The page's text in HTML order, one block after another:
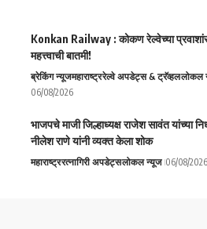
Konkan Railway : कोकण रेल्वेच्या
महत्त्वाची बातमी!
ब्रेकिंग न्यूजमहाराष्ट्ररेल्वे अपडेट्स & ट्रॅव्हललोकल
06/08/2026
भाजपचे माजी जिल्हाध्यक्ष राजेश सावंत यांच्या
नीलेश राणे यांनी व्यक्त केला शोक
महाराष्ट्ररत्नागिरी अपडेट्सलोकल न्यूज 06/08/2026